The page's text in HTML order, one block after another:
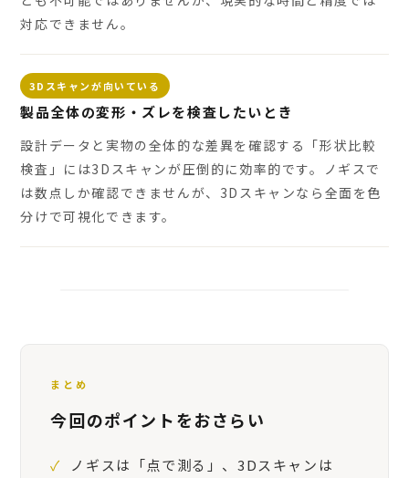
対応できません。
3Dスキャンが向いている
製品全体の変形・ズレを検査したいとき
設計データと実物の全体的な差異を確認する「形状比較
検査」には3Dスキャンが圧倒的に効率的です。ノギスで
は数点しか確認できませんが、3Dスキャンなら全面を色
分けで可視化できます。
まとめ
今回のポイントをおさらい
✓
ノギスは「点で測る」、3Dスキャンは